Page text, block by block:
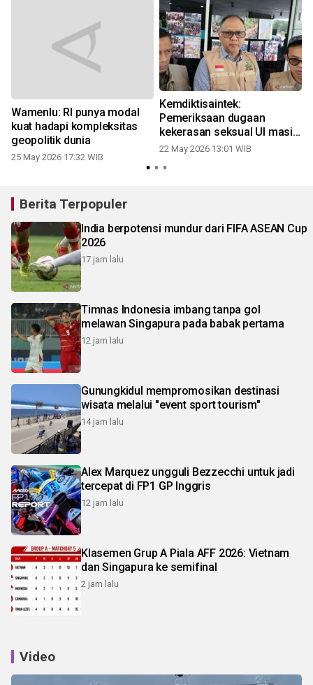
Wamenlu: RI punya modal
kuat hadapi kompleksitas
geopolitik dunia
25 May 2026 17:32 WIB
Kemdiktisaintek:
Pemeriksaan dugaan
kekerasan seksual UI masih
jalan
22 May 2026 13:01 WIB
Berita Terpopuler
India berpotensi mundur dari FIFA ASEAN Cup
2026
17 jam lalu
Timnas Indonesia imbang tanpa gol
melawan Singapura pada babak pertama
12 jam lalu
Gunungkidul mempromosikan destinasi
wisata melalui "event sport tourism"
14 jam lalu
Alex Marquez ungguli Bezzecchi untuk jadi
tercepat di FP1 GP Inggris
12 jam lalu
Klasemen Grup A Piala AFF 2026: Vietnam
dan Singapura ke semifinal
2 jam lalu
Video